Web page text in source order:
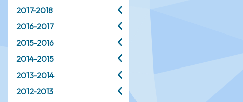
2017-2018
2016-2017
2015-2016
2014-2015
2013-2014
2012-2013